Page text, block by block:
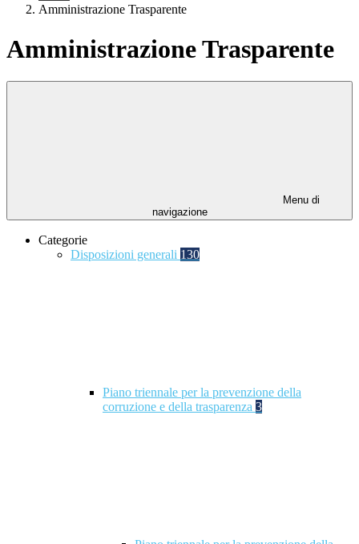
Amministrazione Trasparente
Amministrazione Trasparente
Menu di
navigazione
Categorie
Disposizioni generali 130
Piano triennale per la prevenzione della
corruzione e della trasparenza 3